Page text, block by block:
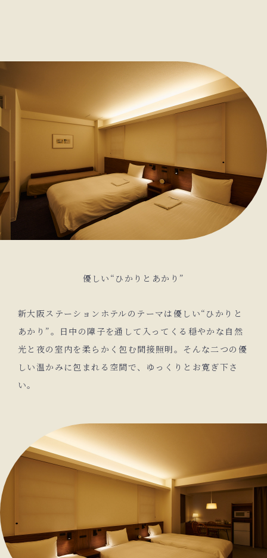
優しい“ひかりとあかり”
新大阪ステーションホテルのテーマは優しい“ひかりと
あかり”。日中の障子を通して入ってくる穏やかな自然
光と夜の室内を柔らかく包む間接照明。そんな二つの優
しい温かみに包まれる空間で、ゆっくりとお寛ぎ下さ
い。